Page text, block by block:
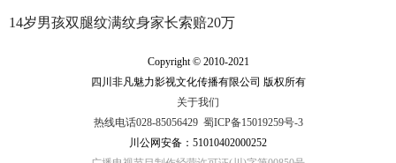
14岁男孩双腿纹满纹身家长索赔20万
Copyright © 2010-2021
四川非凡魅力影视文化传播有限公司 版权所有
关于我们
热线电话028-85056429 蜀ICP备15019259号-3
川公网安备：51010402000252